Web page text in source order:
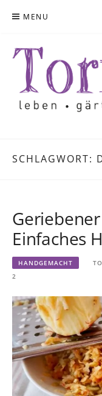
MENU
SCHLAGWORT:
Einfaches
HANDGEMACHT
2